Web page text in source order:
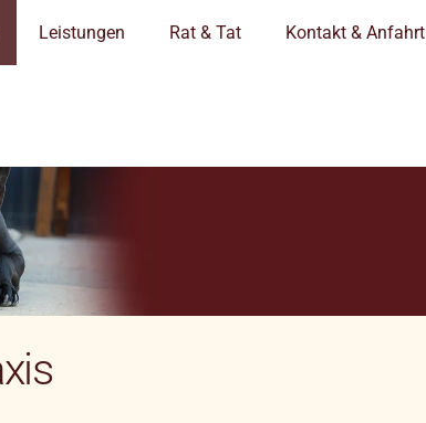
Leistungen Rat & Tat Kontakt & Anfahrt